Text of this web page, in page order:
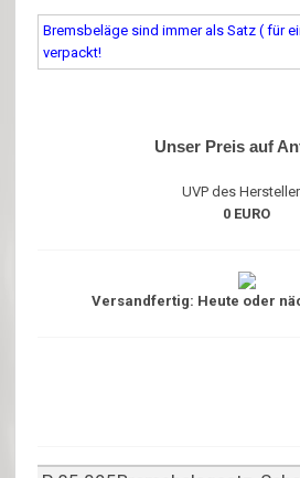
Bremsbeläge sind immer als Satz ( für
verpackt!
Unser Preis auf
UVP des
0 EURO
Versandfertig: Heute oder